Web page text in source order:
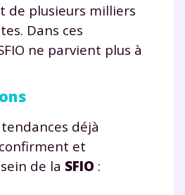
de plusieurs milliers
Dans ces
ne parvient plus à
déjà
et
de la SFIO :